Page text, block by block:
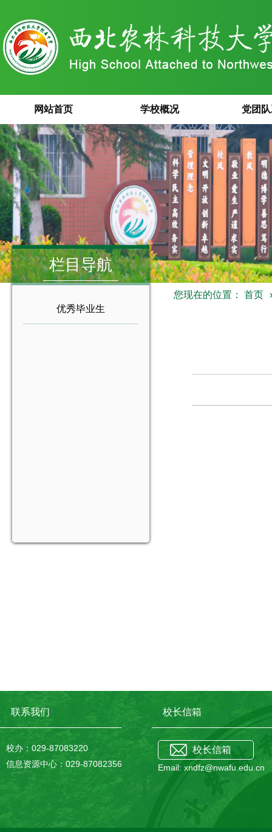
网站首页 学校概况 党团
栏目导航
优秀毕业生
您现在的位置： 首页
联系我们
校办：029-87083220
信息资源中心：029-87082356
校长信箱
校长信箱
Email: xndfz@nwafu.edu.cn